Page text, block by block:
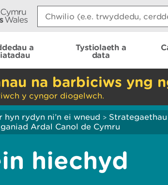
Search:
a
Tystiolaeth a
data
na barbiciws yng
y cyngor diogelwch.
hyn rydyn ni’n ei wneud >
Ardal Canol de Cymru
hiechyd